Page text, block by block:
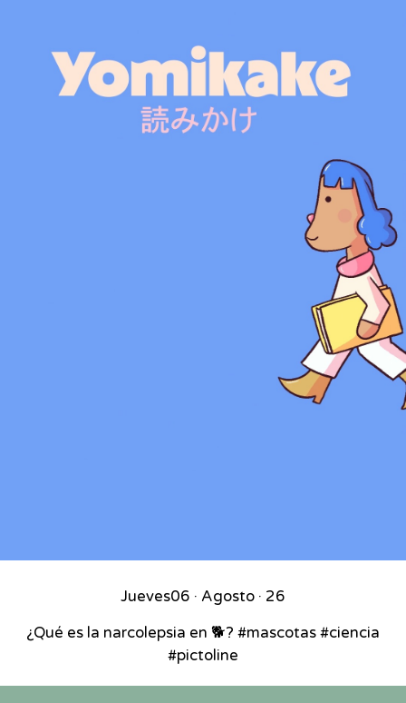
Jueves06 · Agosto · 26
¿Qué es la narcolepsia en 🐕? #mascotas #ciencia
#pictoline